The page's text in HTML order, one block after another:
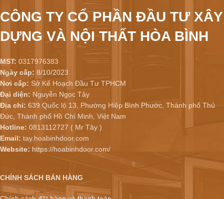
CÔNG TY CỔ PHẦN ĐẦU TƯ XÂY
DỰNG VÀ NỘI THẤT HÒA BÌNH
MST: 0317976383
Ngày cấp: 8/10/2023
Nơi cấp: Sở Kế Hoạch Đầu Tư TPHCM
Đại diện: Nguyễn Ngọc Tây
Địa chỉ: 639 Quốc lộ 13, Phường Hiệp Bình Phước, Thành phố Thủ
Đức, Thành phố Hồ Chí Minh, Việt Nam
Hotline: 0813112727 ( Mr Tây )
Email: tay.hoabinhdoor.com
Website: https://hoabinhdoor.com/
CHÍNH SÁCH BÁN HÀNG